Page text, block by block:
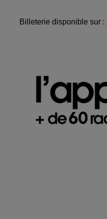
Billeterie disponible sur :